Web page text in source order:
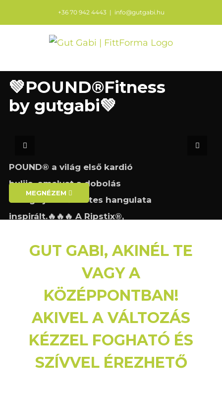
+36 70 942 4443 | info@gutgabi.hu
💚POUND®Fitness
by gutgabi💚
POUND® a világ első kardió
bulija, amelyet a dobolás
energiája és őrületes hangulata
inspirált.🔥🔥🔥 A Ripstix®,
kifejlesztett, enyhén súlyozott
dobütő segítségével a POUND®
alakítja a dobolást. 🥁🤘
MEGNÉZEM
GUT GABI, AKINÉL TE
VAGY A
KÖZÉPPONTBAN!
AKIVEL A VÁLTOZÁS
KÉZZEL FOGHATÓ ÉS
SZÍVVEL ÉREZHETŐ